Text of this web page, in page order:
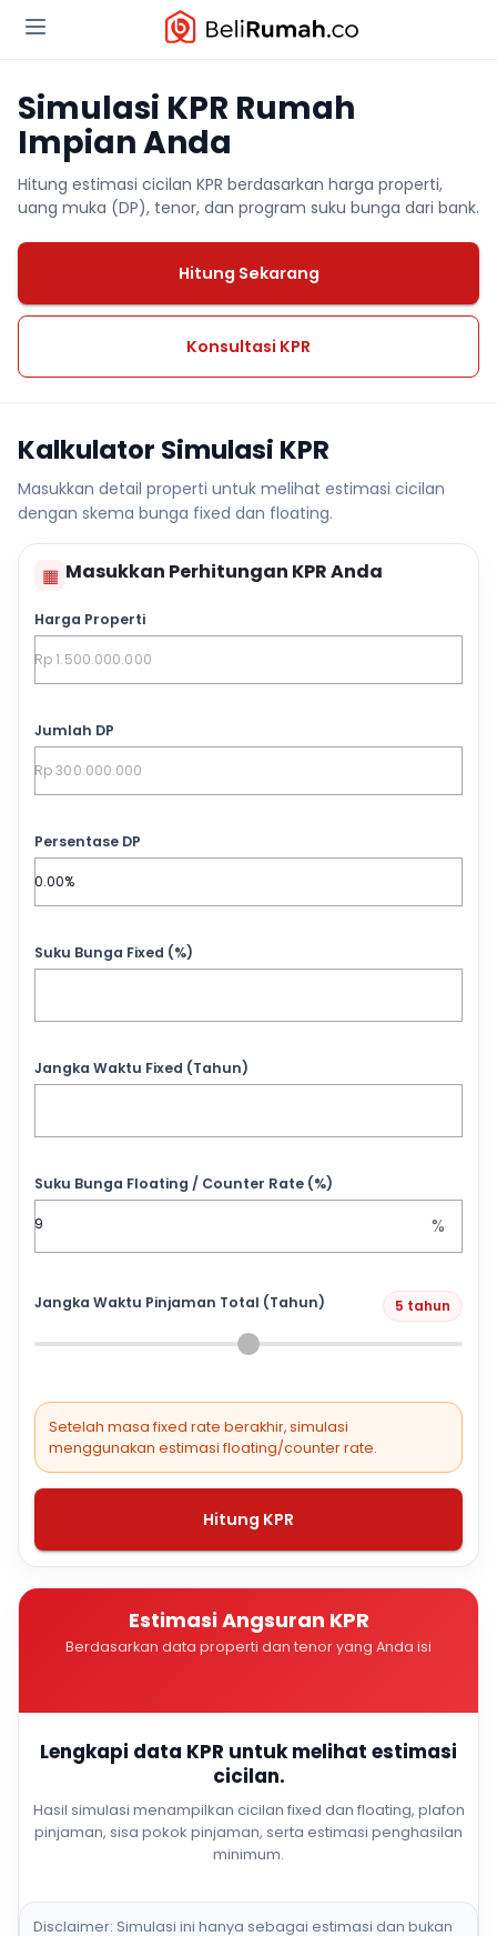
Simulasi KPR Rumah
Impian Anda
Hitung estimasi cicilan KPR berdasarkan harga properti,
uang muka (DP), tenor, dan program suku bunga dari bank.
Hitung Sekarang
Konsultasi KPR
Kalkulator Simulasi KPR
Masukkan detail properti untuk melihat estimasi cicilan
dengan skema bunga fixed dan floating.
▦ Masukkan Perhitungan KPR Anda
Harga Properti
Jumlah DP
Persentase DP
Suku Bunga Fixed (%)
Jangka Waktu Fixed (Tahun)
Suku Bunga Floating / Counter Rate (%)
%
Jangka Waktu Pinjaman Total (Tahun) 5 tahun
Setelah masa fixed rate berakhir, simulasi
menggunakan estimasi floating/counter rate.
Hitung KPR
Estimasi Angsuran KPR
Berdasarkan data properti dan tenor yang Anda isi
Lengkapi data KPR untuk melihat estimasi
cicilan.
Hasil simulasi menampilkan cicilan fixed dan floating, plafon
pinjaman, sisa pokok pinjaman, serta estimasi penghasilan
minimum.
Disclaimer: Simulasi ini hanya sebagai estimasi dan bukan